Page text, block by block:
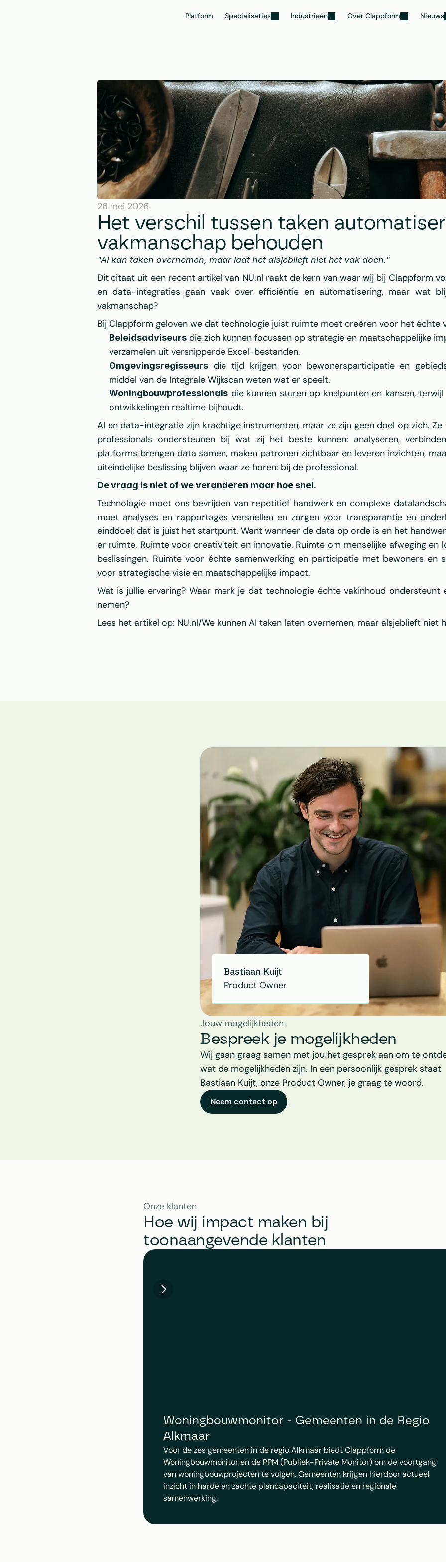
Platform Specialisaties Industrieën Over Clappform Nieuws
26 mei 2026
Het verschil tussen taken
vakmanschap behouden
"AI kan taken overnemen, maar laat het alsjeblieft niet het vak doen."
Dit citaat uit een recent artikel van NU.nl raakt de kern van waar wij bij Clappform
en data-integraties gaan vaak over efficiëntie en automatisering, maar wat
vakmanschap?
Bij Clappform geloven we dat technologie juist ruimte moet creëren voor het échte
Beleidsadviseurs die zich kunnen focussen op strategie en maatschappelijke
verzamelen uit versnipperde Excel-bestanden.
Omgevingsregisseurs die tijd krijgen voor bewonersparticipatie en
middel van de Integrale Wijkscan weten wat er speelt.
Woningbouwprofessionals die kunnen sturen op knelpunten en kansen,
ontwikkelingen realtime bijhoudt.
AI en data-integratie zijn krachtige instrumenten, maar ze zijn geen doel op zich.
professionals ondersteunen bij wat zij het beste kunnen: analyseren,
platforms brengen data samen, maken patronen zichtbaar en leveren inzichten,
uiteindelijke beslissing blijven waar ze horen: bij de professional.
De vraag is niet of we veranderen maar hoe snel.
Technologie moet ons bevrijden van repetitief handwerk en complexe
moet analyses en rapportages versnellen en zorgen voor transparantie en
einddoel; dat is juist het startpunt. Want wanneer de data op orde is en het
er ruimte. Ruimte voor creativiteit en innovatie. Ruimte om menselijke afweging en
beslissingen. Ruimte voor échte samenwerking en participatie met bewoners en
voor strategische visie en maatschappelijke impact.
Wat is jullie ervaring? Waar merk je dat technologie échte vakinhoud
nemen?
Lees het artikel op: NU.nl/We kunnen AI taken laten overnemen, maar alsjeblieft niet
Bastiaan Kuijt
Product Owner
Jouw mogelijkheden
Bespreek je mogelijkheden
Wij gaan graag samen met jou het gesprek aan om te
wat de mogelijkheden zijn. In een persoonlijk gesprek staat
Bastiaan Kuijt, onze Product Owner, je graag te woord.
Neem contact op
Onze klanten
Hoe wij impact maken bij
toonaangevende klanten
Woningbouwmonitor - Gemeenten in de Regio
Alkmaar
Voor de zes gemeenten in de regio Alkmaar biedt Clappform de
Woningbouwmonitor en de PPM (Publiek-Private Monitor) om de voortgang
van woningbouwprojecten te volgen. Gemeenten krijgen hierdoor actueel
inzicht in harde en zachte plancapaciteit, realisatie en regionale
samenwerking.